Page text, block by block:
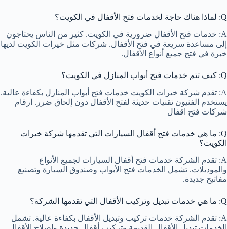
Q: لماذا هناك حاجة لخدمات فتح الأقفال في الكويت؟
A: خدمات فتح الأقفال ضرورية في الكويت. كثير من الناس يحتاجون
إلى مساعدة سريعة في فتح الأقفال. شركات مثل خيرات الكويت لديها
خبرة في فتح جميع أنواع الأقفال.
Q: كيف تتم خدمات فتح أبواب المنازل في الكويت؟
A: تقدم شركة خيرات الكويت خدمات فتح أبواب المنازل بكفاءة عالية.
يستخدم الفنيون تقنيات حديثة لفتح الأقفال دون إلحاق ضرر. ارقام
شركات فتح اقفال
Q: ما هي خدمات فتح أقفال السيارات التي تقدمها شركة خيرات
الكويت؟
A: تقدم الشركة خدمات فتح أقفال السيارات لجميع الأنواع
والموديلات. تشمل الخدمات فتح الأبواب وصندوق السيارة وتصنيع
مفاتيح جديدة.
Q: ما هي خدمات تبديل وتركيب الأقفال التي تقدمها الشركة؟
A: تقدم الشركة خدمات تركيب وتبديل الأقفال بكفاءة عالية. تشمل